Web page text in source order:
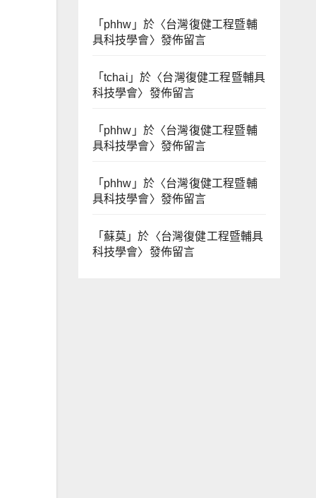
「 phhw 」於〈台灣復健工程暨輔
具科技學會〉發佈留言
「 tchai 」於〈台灣復健工程暨輔具
科技學會〉發佈留言
「 phhw 」於〈台灣復健工程暨輔
具科技學會〉發佈留言
「 phhw 」於〈台灣復健工程暨輔
具科技學會〉發佈留言
「 蘇莫 」於〈台灣復健工程暨輔具
科技學會〉發佈留言